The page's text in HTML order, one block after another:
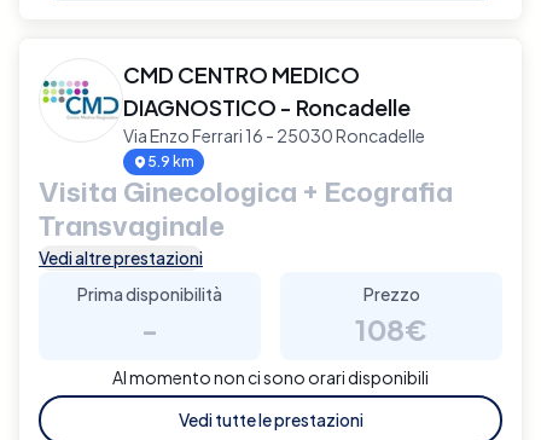
CMD CENTRO MEDICO
DIAGNOSTICO - Roncadelle
Via Enzo Ferrari 16 - 25030 Roncadelle
5.9 km
Visita Ginecologica + Ecografia
Transvaginale
Vedi altre prestazioni
Prima disponibilità
-
Prezzo
108€
Al momento non ci sono orari disponibili
Vedi tutte le prestazioni